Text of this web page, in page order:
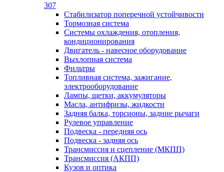
307
Стабилизатор поперечной устойчивости
Тормозная система
Системы охлаждения, отопления,
кондиционирования
Двигатель - навесное оборудование
Выхлопная система
Фильтры
Топливная система, зажигание,
электрооборудование
Лампы, щетки, аккумуляторы
Масла, антифризы, жидкости
Задняя балка, торсионы, задние рычаги
Рулевое управление
Подвеска - передняя ось
Подвеска - задняя ось
Трансмиссия и сцепление (МКПП)
Трансмиссия (АКПП)
Кузов и оптика